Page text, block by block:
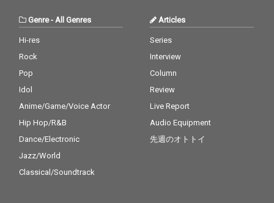
Genre- All Genres
Hi-res
Rock
Pop
Idol
Anime/Game/Voice Actor
Hip Hop/R&B
Dance/Electronic
Jazz/World
Classical/Soundtrack
Articles
Series
Interview
Column
Review
Live Report
Audio Equipment
先週のオトトイ